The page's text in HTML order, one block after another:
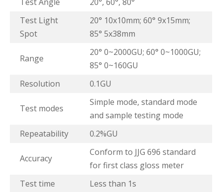
Test Light
Spot
20° 10x10mm; 60° 9x15mm;
85° 5x38mm
Range
20° 0~2000GU; 60° 0~1000GU;
85° 0~160GU
Resolution
0.1GU
Test modes
Simple mode, standard mode
and sample testing mode
Repeatability
0.2%GU
Accuracy
Conform to JJG 696 standard
for first class gloss meter
Test time
Less than 1s